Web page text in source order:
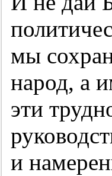
мы
народ, а
эти
и